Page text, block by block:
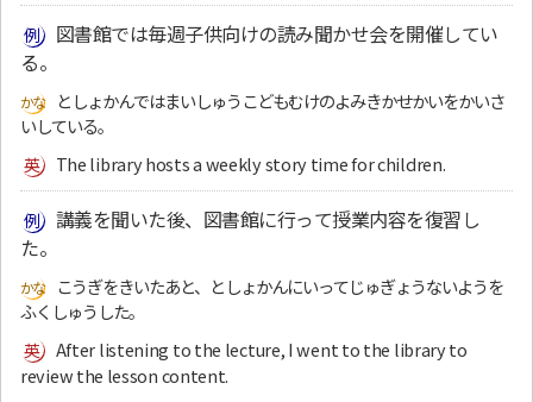
図書館では毎週子供向けの読み聞かせ会を開催してい
る。
としょかんではまいしゅうこどもむけのよみきかせかいをかいさ
いしている。
The library hosts a weekly story time for children.
講義を聞いた後、図書館に行って授業内容を復習し
た。
こうぎをきいたあと、としょかんにいってじゅぎょうないようを
ふくしゅうした。
After listening to the lecture, I went to the library to
review the lesson content.